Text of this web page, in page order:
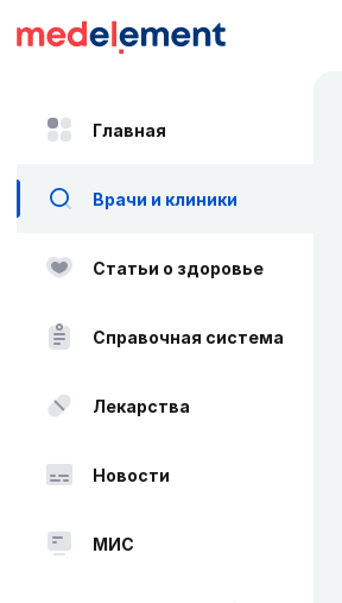
Главная
Врачи и клиники
Статьи о здоровье
Справочная система
Лекарства
Новости
МИС